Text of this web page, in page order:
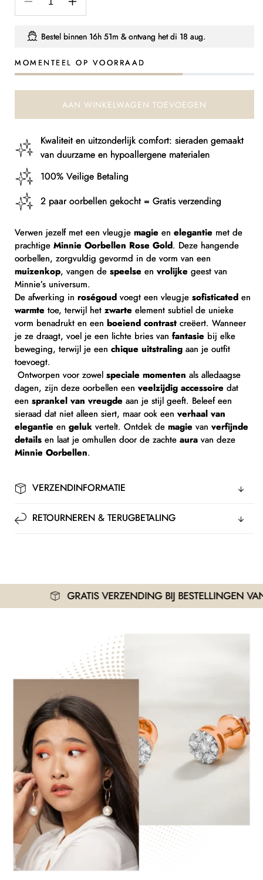
Aantal
verlagen
voor
Minnie
Rose
Aantal
verhogen
voor
Minnie
Rose
Bestel binnen 16h 51m & ontvang hetdi 18 aug.
MOMENTEEL OP VOORRAAD
AAN WINKELWAGEN TOEVOEGEN
Kwaliteit en uitzonderlijk comfort: sieraden gemaakt
van duurzame en hypoallergene materialen
100% Veilige Betaling
2 paar oorbellen gekocht = Gratis verzending
Verwen jezelf met een vleugje magie en elegantie met de
prachtige Minnie Oorbellen Rose Gold. Deze hangende
oorbellen, zorgvuldig gevormd in de vorm van een
muizenkop, vangen de speelse en vrolijke geest van
Minnie’s universum.
De afwerking in roségoud voegt een vleugje sofisticated en
warmte toe, terwijl het zwarte element subtiel de unieke
vorm benadrukt en een boeiend contrast creëert. Wanneer
je ze draagt, voel je een lichte bries van fantasie bij elke
beweging, terwijl je een chique uitstraling aan je outfit
toevoegt.
Ontworpen voor zowel speciale momenten als alledaagse
dagen, zijn deze oorbellen een veelzijdig accessoire dat
een sprankel van vreugde aan je stijl geeft. Beleef een
sieraad dat niet alleen siert, maar ook een verhaal van
elegantie en geluk vertelt. Ontdek de magie van verfijnde
details en laat je omhullen door de zachte aura van deze
Minnie Oorbellen.
VERZENDINFORMATIE
RETOURNEREN & TERUGBETALING
GRATIS VERZENDING BIJ BESTELLINGEN VANAF